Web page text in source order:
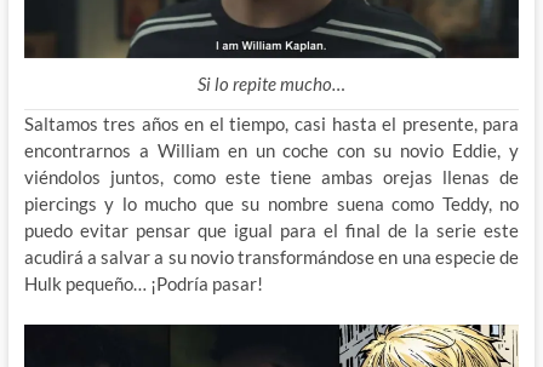
Si lo repite mucho…
Saltamos tres años en el tiempo, casi hasta el presente, para
encontrarnos a William en un coche con su novio Eddie, y
viéndolos juntos, como este tiene ambas orejas llenas de
piercings y lo mucho que su nombre suena como Teddy, no
puedo evitar pensar que igual para el final de la serie este
acudirá a salvar a su novio transformándose en una especie de
Hulk pequeño… ¡Podría pasar!